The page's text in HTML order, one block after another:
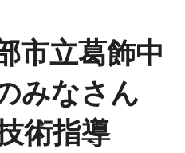
市立葛飾中
みなさん
術指導